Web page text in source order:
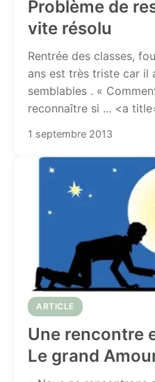
Problème de
vite résolu
Rentrée des classes,
ans est très triste car il
semblables . «
reconnaître si ... <a
1 septembre 2013
ARTICLE
Une rencontre
Le grand